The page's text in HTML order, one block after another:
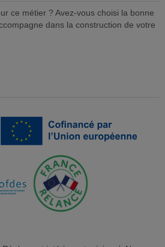
ce métier ? Avez-vous choisi la bonne
dans la construction de votre